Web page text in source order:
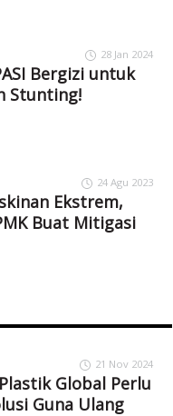
28 Jan 2024
Bergizi untuk
Stunting!
24 Agu 2023
Ekstrem,
Buat Mitigasi
21 Nov 2024
Global Perlu
Guna Ulang